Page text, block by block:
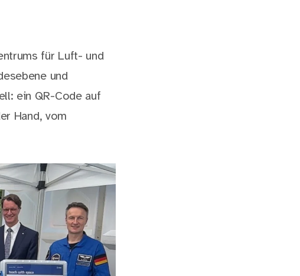
für Luft- und
und
ein QR-Code auf
Hand, vom